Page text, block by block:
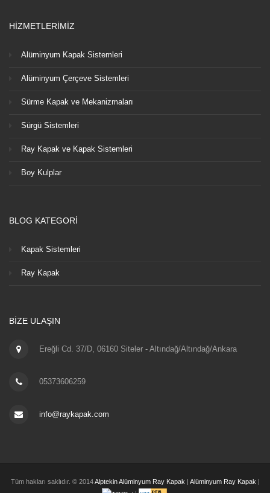
HİZMETLERİMİZ
Alüminyum Kapak Sistemleri
Alüminyum Çerçeve Sistemleri
Sürme Kapak ve Mekanizmaları
Sürgü Sistemleri
Ray Kapak ve Kapak Sistemleri
Boy Kulplar
BLOG KATEGORİ
Kapak Sistemleri
Ray Kapak
BIZE ULAŞIN
Ereğli Cd. 37/D, 06160 Siteler - Altındağ/Altındağ/Ankara
05373606259
info@raykapak.com
Tüm hakları saklıdır. © 2014Alptekin Alüminyum Ray Kapak | Alüminyum Ray Kapak |